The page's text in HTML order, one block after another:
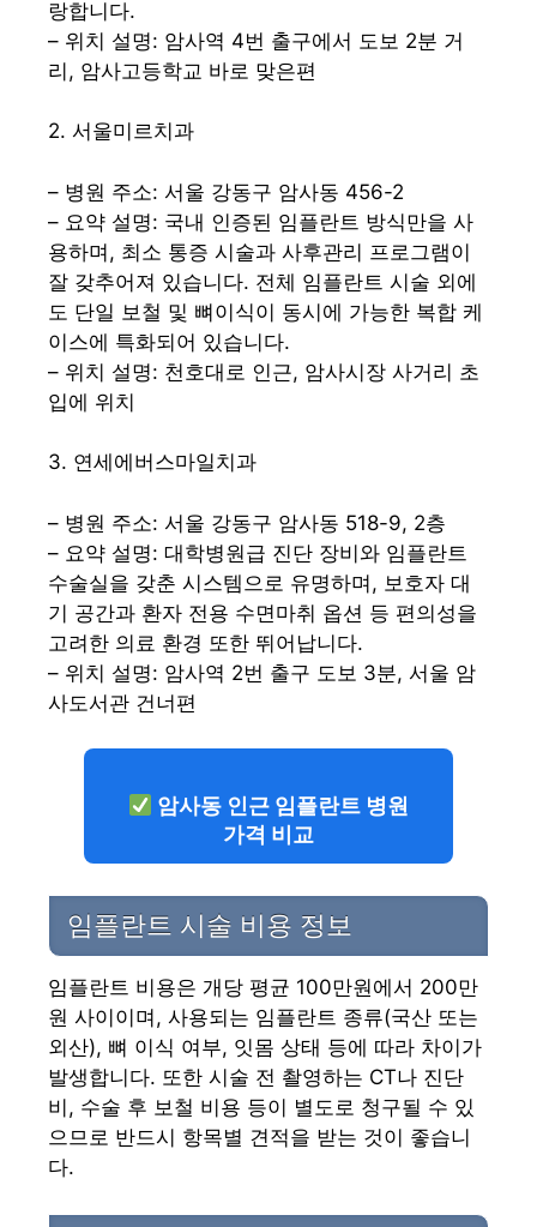
랑합니다.
– 위치 설명: 암사역 4번 출구에서 도보 2분 거
리, 암사고등학교 바로 맞은편
2. 서울미르치과
– 병원 주소: 서울 강동구 암사동 456-2
– 요약 설명: 국내 인증된 임플란트 방식만을 사
용하며, 최소 통증 시술과 사후관리 프로그램이
잘 갖추어져 있습니다. 전체 임플란트 시술 외에
도 단일 보철 및 뼈이식이 동시에 가능한 복합 케
이스에 특화되어 있습니다.
– 위치 설명: 천호대로 인근, 암사시장 사거리 초
입에 위치
3. 연세에버스마일치과
– 병원 주소: 서울 강동구 암사동 518-9, 2층
– 요약 설명: 대학병원급 진단 장비와 임플란트
수술실을 갖춘 시스템으로 유명하며, 보호자 대
기 공간과 환자 전용 수면마취 옵션 등 편의성을
고려한 의료 환경 또한 뛰어납니다.
– 위치 설명: 암사역 2번 출구 도보 3분, 서울 암
사도서관 건너편
암사동 인근 임플란트 병원
가격 비교
임플란트 시술 비용 정보
임플란트 비용은 개당 평균 100만원에서 200만
원 사이이며, 사용되는 임플란트 종류(국산 또는
외산), 뼈 이식 여부, 잇몸 상태 등에 따라 차이가
발생합니다. 또한 시술 전 촬영하는 CT나 진단
비, 수술 후 보철 비용 등이 별도로 청구될 수 있
으므로 반드시 항목별 견적을 받는 것이 좋습니
다.